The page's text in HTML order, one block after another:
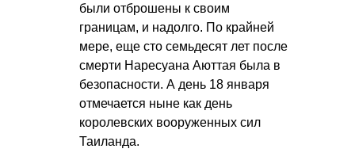
были отброшены к своим
границам, и надолго. По крайней
мере, еще сто семьдесят лет после
смерти Наресуана Аюттая была в
безопасности. А день 18 января
отмечается ныне как день
королевских вооруженных сил
Таиланда.